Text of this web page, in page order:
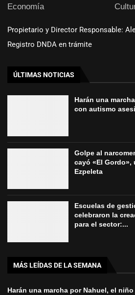
Economía
Propietario y Director Responsable:
Registro DNDA en trámite
ÚLTIMAS NOTICIAS
Harán una
con autismo
Golpe al
cayó «El
Ezpeleta
Escuelas de
celebraron la
para el sector:...
MÁS LEÍDAS DE LA SEMANA
Harán una marcha por Nahuel, el